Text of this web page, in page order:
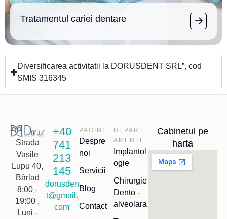
Tratamentul cariei dentare
Diversificarea activitatii la DORUSDENT SRL”, cod
SMIS 316345
Strada
Vasile
Lupu 40,
Bârlad
8:00 -
19:00 ,
Luni -
+40
741
213
145
dorusden
t@gmail.
com
PAGINI
Despre
noi
Servicii
Blog
Contact
DEPART
AMENTE
Implantol
ogie
Chirurgie
Dento -
alveolara
Cabinetul pe
harta